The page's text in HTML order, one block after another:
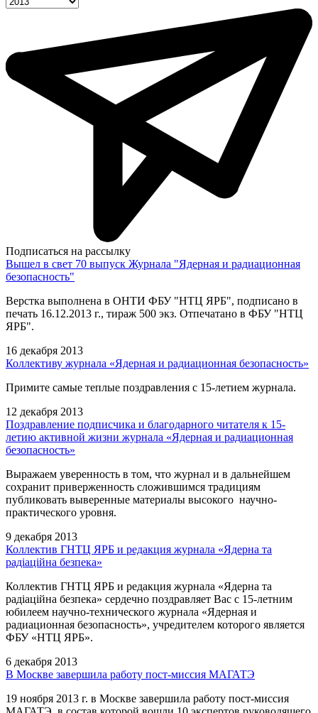
Подписаться на рассылку
Вышел в свет 70 выпуск Журнала "Ядерная и радиационная
безопасность"
Верстка выполнена в ОНТИ ФБУ "НТЦ ЯРБ", подписано в
печать 16.12.2013 г., тираж 500 экз. Отпечатано в ФБУ "НТЦ
ЯРБ".
16 декабря 2013
Коллективу журнала «Ядерная и радиационная безопасность»
Примите самые теплые поздравления с 15-летием журнала.
12 декабря 2013
Поздравление подписчика и благодарного читателя к 15-
летию активной жизни журнала «Ядерная и радиационная
безопасность»
Выражаем уверенность в том, что журнал и в дальнейшем
сохранит приверженность сложившимся традициям
публиковать выверенные материалы высокого научно-
практического уровня.
9 декабря 2013
Коллектив ГНТЦ ЯРБ и редакция журнала «Ядерна та
радіаційна безпека»
Коллектив ГНТЦ ЯРБ и редакция журнала «Ядерна та
радіаційна безпека» сердечно поздравляет Вас с 15-летним
юбилеем научно-технического журнала «Ядерная и
радиационная безопасность», учредителем которого является
ФБУ «НТЦ ЯРБ».
6 декабря 2013
В Москве завершила работу пост-миссия МАГАТЭ
19 ноября 2013 г. в Москве завершила работу пост-миссия